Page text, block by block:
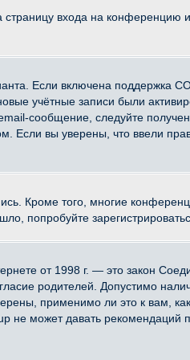
страницу входа на конференцию
Если включена поддержка
учётные записи были
сообщение, следуйте
Если вы уверены, что ввели
Кроме того, многие
от 1998 г. — это закон
родителей. Допустимо
применимо ли это к вам,
не может давать